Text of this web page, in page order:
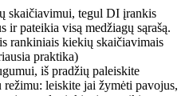
skaičiavimui, tegul DI įrankis
ir pateikia visą medžiagų sąrašą.
rankiniais kiekių skaičiavimais
praktika)
iš pradžių paleiskite
režimu: leiskite jai žymėti pavojus,